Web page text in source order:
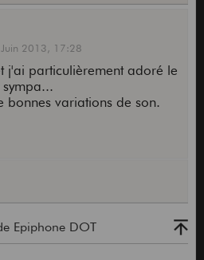
2013, 17:28
j'ai particulièrement adoré le
bonnes variations de son.
Epiphone DOT